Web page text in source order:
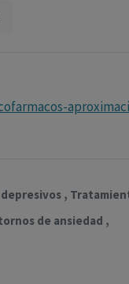
,
de ansiedad ,